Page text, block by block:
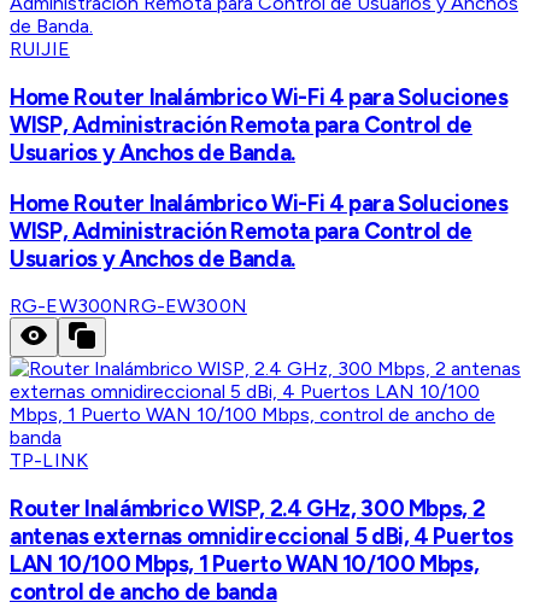
RUIJIE
Home Router Inalámbrico Wi-Fi 4 para Soluciones
WISP, Administración Remota para Control de
Usuarios y Anchos de Banda.
Home Router Inalámbrico Wi-Fi 4 para Soluciones
WISP, Administración Remota para Control de
Usuarios y Anchos de Banda.
RG-EW300NRG-EW300N
TP-LINK
Router Inalámbrico WISP, 2.4 GHz, 300 Mbps, 2
antenas externas omnidireccional 5 dBi, 4 Puertos
LAN 10/100 Mbps, 1 Puerto WAN 10/100 Mbps,
control de ancho de banda